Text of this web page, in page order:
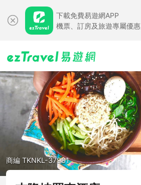
下載免費易遊網APP
機票、訂房及旅遊專屬優惠
商編 TKNKL-37981